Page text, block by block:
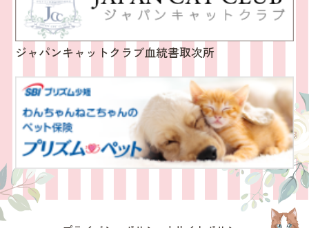
ジャパンキャットクラブ血統書取次所